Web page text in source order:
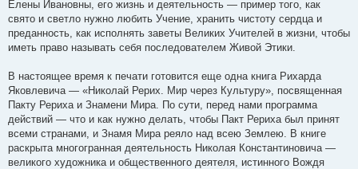
Елены Ивановны, его жизнь и деятельность — пример того, как
свято и светло нужно любить Учение, хранить чистоту сердца и
преданность, как исполнять заветы Великих Учителей в жизни, чтобы
иметь право называть себя последователем Живой Этики.
В настоящее время к печати готовится еще одна книга Рихарда
Яковлевича — «Николай Рерих. Мир через Культуру», посвященная
Пакту Рериха и Знамени Мира. По сути, перед нами программа
действий — что и как нужно делать, чтобы Пакт Рериха был принят
всеми странами, и Знамя Мира реяло над всею Землею. В книге
раскрыта многогранная деятельность Николая Константиновича —
великого художника и общественного деятеля, истинного Вождя